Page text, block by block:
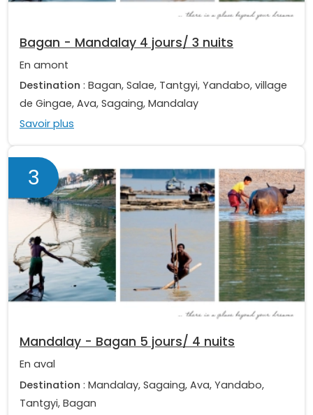
Bagan - Mandalay 4 jours/ 3 nuits
En amont
Destination : Bagan, Salae, Tantgyi, Yandabo, village
de Gingae, Ava, Sagaing, Mandalay
Savoir plus
3
Mandalay - Bagan 5 jours/ 4 nuits
En aval
Destination : Mandalay, Sagaing, Ava, Yandabo,
Tantgyi, Bagan